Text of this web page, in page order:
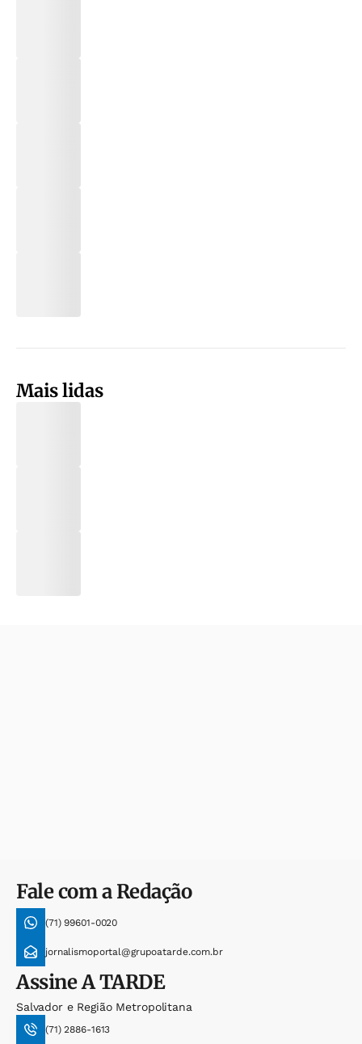
Mais lidas
Fale com a Redação
(71) 99601-0020
jornalismoportal@grupoatarde.com.br
AssineA TARDE
Salvador e Região Metropolitana
(71) 2886-1613